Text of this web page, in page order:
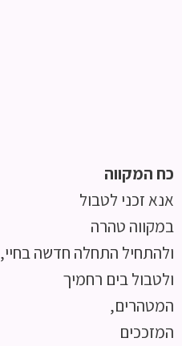
כח המקווה
אנא זכני לטבול
במקווה טהרה
ולהתחיל התחלה חדשה בחיי,
ולטבול בים רחמיך
המטהרים,
המזככים